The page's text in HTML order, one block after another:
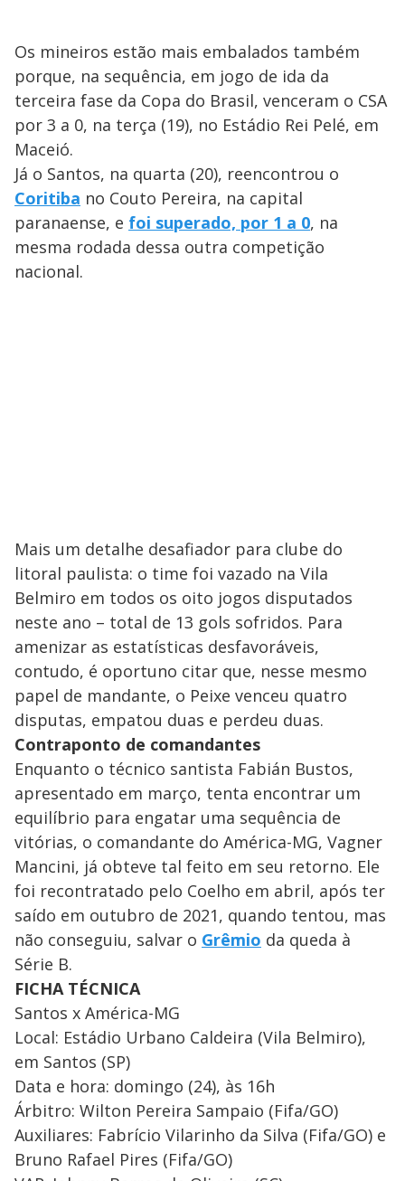
Os mineiros estão mais embalados também
porque, na sequência, em jogo de ida da
terceira fase da Copa do Brasil, venceram o CSA
por 3 a 0, na terça (19), no Estádio Rei Pelé, em
Maceió.
Já o Santos, na quarta (20), reencontrou o
Coritiba no Couto Pereira, na capital
paranaense, e foi superado, por 1 a 0, na
mesma rodada dessa outra competição
nacional.
Mais um detalhe desafiador para clube do
litoral paulista: o time foi vazado na Vila
Belmiro em todos os oito jogos disputados
neste ano – total de 13 gols sofridos. Para
amenizar as estatísticas desfavoráveis,
contudo, é oportuno citar que, nesse mesmo
papel de mandante, o Peixe venceu quatro
disputas, empatou duas e perdeu duas.
Contraponto de comandantes
Enquanto o técnico santista Fabián Bustos,
apresentado em março, tenta encontrar um
equilíbrio para engatar uma sequência de
vitórias, o comandante do América-MG, Vagner
Mancini, já obteve tal feito em seu retorno. Ele
foi recontratado pelo Coelho em abril, após ter
saído em outubro de 2021, quando tentou, mas
não conseguiu, salvar o Grêmio da queda à
Série B.
FICHA TÉCNICA
Santos x América-MG
Local: Estádio Urbano Caldeira (Vila Belmiro),
em Santos (SP)
Data e hora: domingo (24), às 16h
Árbitro: Wilton Pereira Sampaio (Fifa/GO)
Auxiliares: Fabrício Vilarinho da Silva (Fifa/GO) e
Bruno Rafael Pires (Fifa/GO)